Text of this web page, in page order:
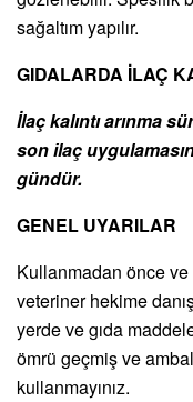
sağaltım yapılır.
GIDALARDA İLAÇ
İlaç kalıntı arınma
son ilaç
gündür.
GENEL UYARILAR
Kullanmadan önce
veteriner hekime
yerde ve gıda
ömrü geçmiş ve
kullanmayınız.